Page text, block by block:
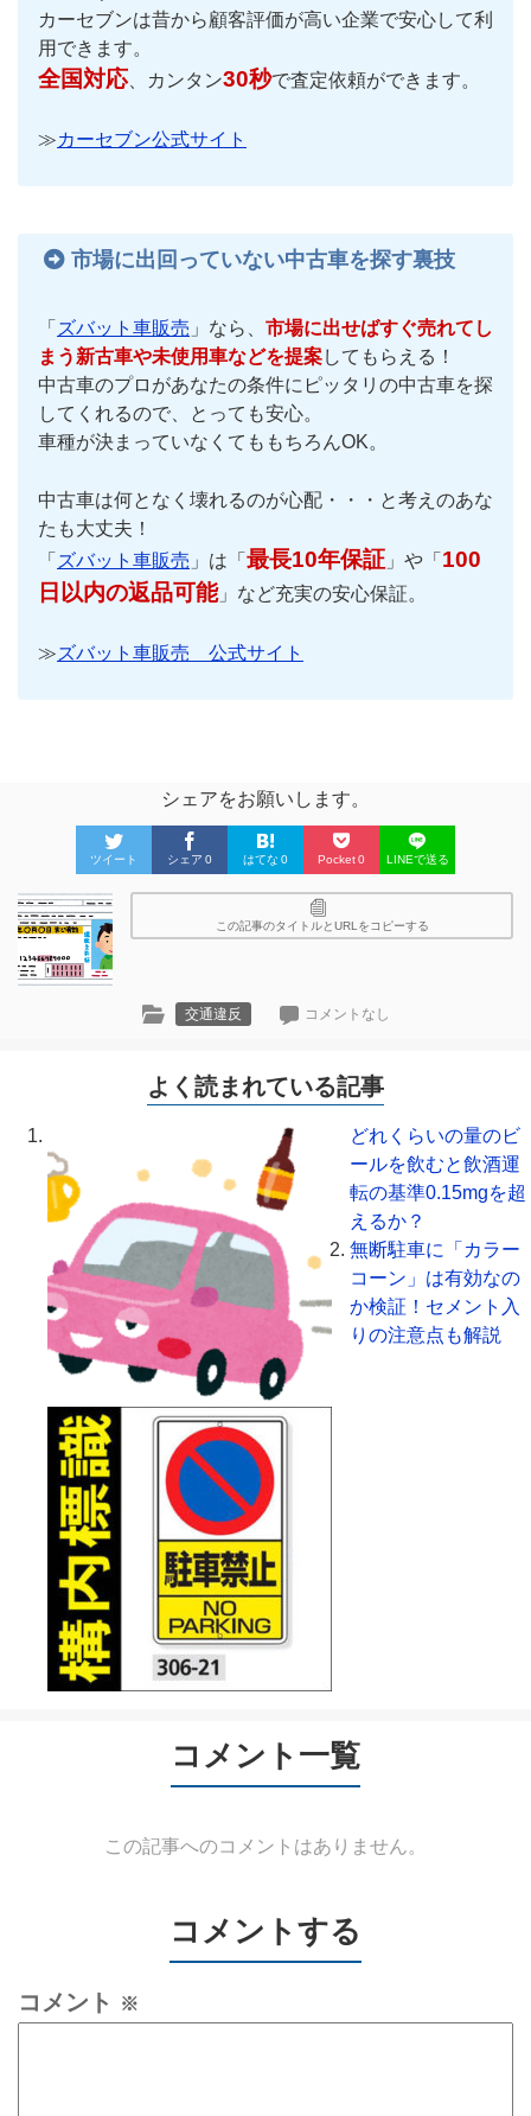
カーセブンは昔から顧客評価が高い企業で安心して利
用できます。
全国対応、カンタン30秒で査定依頼ができます。
≫カーセブン公式サイト
市場に出回っていない中古車を探す裏技
「 ズバット車販売 」なら、 市場に出せばすぐ売れてし
まう新古車や未使用車などを提案してもらえる！
中古車のプロがあなたの条件にピッタリの中古車を探
してくれるので、とっても安心。
車種が決まっていなくてももちろんOK。
中古車は何となく壊れるのが心配・・・と考えのあな
たも大丈夫！
「 ズバット車販売 」は「 最長10年保証 」や「 100
日以内の返品可能」など充実の安心保証。
≫ズバット車販売 公式サイト
シェアをお願いします。
ツイート シェア 0 はてな 0 Pocket0 LINEで送る
この記事のタイトルとURLをコピーする
交通違反 コメントなし
よく読まれている記事
どれくらいの量のビ
ールを飲むと飲酒運
転の基準0.15mgを超
えるか？
無断駐車に「カラー
コーン」は有効なの
か検証！セメント入
りの注意点も解説
コメント一覧
この記事へのコメントはありません。
コメントする
コメント ※